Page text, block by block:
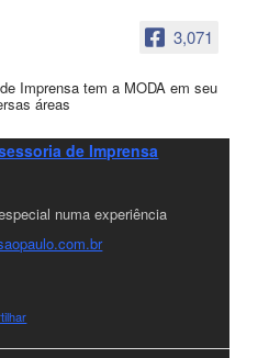
3,071
Imprensa tem a MODA em seu
áreas
de Imprensa
numa experiência